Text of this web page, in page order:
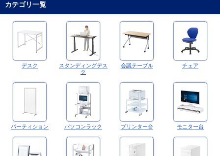
カテゴリ一覧
デスク
スタンディングデス
ク
会議テーブル チェア
パーティション パソコンラック プリンター台 モニター台